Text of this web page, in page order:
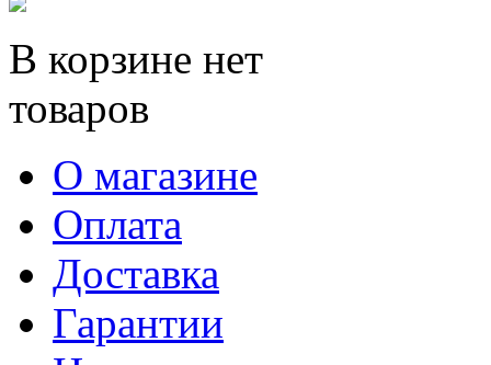
В корзине нет
товаров
О магазине
Оплата
Доставка
Гарантии